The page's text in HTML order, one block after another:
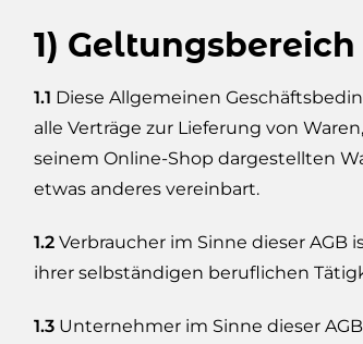
1) Geltungsbereich
1.1 Diese Allgemeinen
alle Verträge zur Lieferung von
seinem Online-Shop dargestellten
etwas anderes vereinbart.
1.2 Verbraucher im Sinne dieser
ihrer selbständigen beruflichen
1.3 Unternehmer im Sinne dieser